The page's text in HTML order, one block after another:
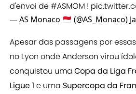
d'envoi de#ASMOM !
— AS Monaco 🇲🇨 (@AS_Monaco)
Apesar das passagens por
no Lyon onde Anderson virou
conquistou uma Copa da Liga
Ligue 1 e uma Supercopa da